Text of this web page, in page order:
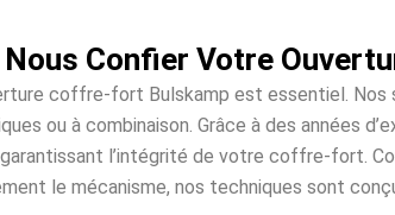
Confier Votre
coffre-fort Bulskamp est essentiel.
ou à combinaison. Grâce à des années
l’intégrité de votre coffre-fort.
le mécanisme, nos techniques sont